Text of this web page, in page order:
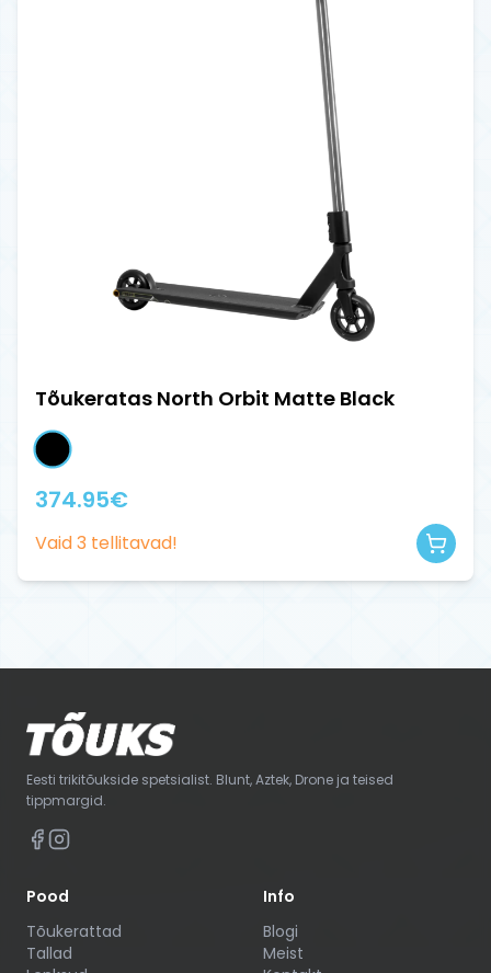
Tõukeratas North Orbit Matte Black
374.95€
Vaid3 tellitavad!
Eesti trikitõukside spetsialist. Blunt, Aztek, Drone ja teised
tippmargid.
Pood
Tõukerattad
Tallad
Info
Blogi
Meist